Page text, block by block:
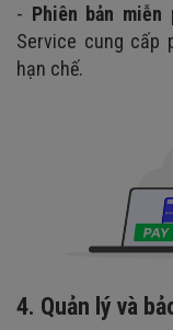
- Phiên bản miễn
Service cung cấp
hạn chế.
4. Quản lý và